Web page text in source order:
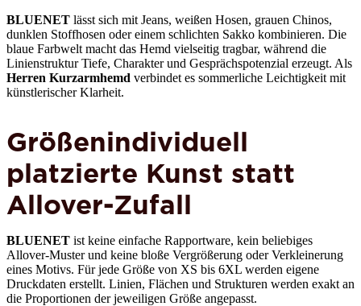
BLUENET lässt sich mit Jeans, weißen Hosen, grauen Chinos,
dunklen Stoffhosen oder einem schlichten Sakko kombinieren. Die
blaue Farbwelt macht das Hemd vielseitig tragbar, während die
Linienstruktur Tiefe, Charakter und Gesprächspotenzial erzeugt. Als
Herren Kurzarmhemd verbindet es sommerliche Leichtigkeit mit
künstlerischer Klarheit.
Größenindividuell
platzierte Kunst statt
Allover-Zufall
BLUENET ist keine einfache Rapportware, kein beliebiges
Allover-Muster und keine bloße Vergrößerung oder Verkleinerung
eines Motivs. Für jede Größe von XS bis 6XL werden eigene
Druckdaten erstellt. Linien, Flächen und Strukturen werden exakt an
die Proportionen der jeweiligen Größe angepasst.